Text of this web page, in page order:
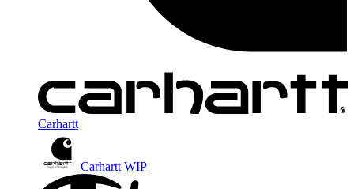
Carhartt
Carhartt WIP